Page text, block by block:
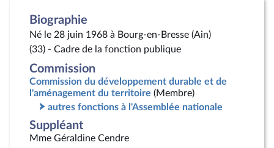
Biographie
Né le 28 juin 1968 à Bourg-en-Bresse (Ain)
(33) - Cadre de la fonction publique
Commission
Commission du développement durable et de
l'aménagement du territoire (Membre)
autres fonctions à l'Assemblée nationale
Suppléant
Mme Géraldine Cendre